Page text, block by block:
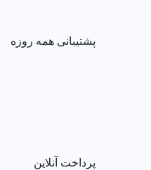
پشتیبانی همه روزه
پرداخت آنلاین